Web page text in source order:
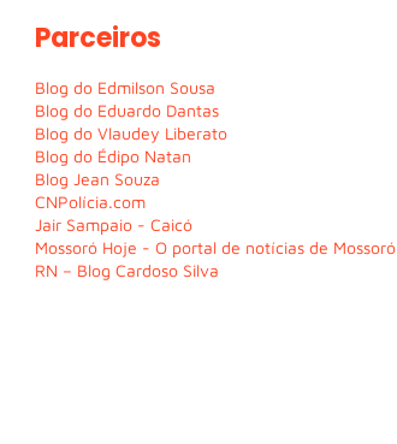
Parceiros
Blog do Edmilson Sousa
Blog do Eduardo Dantas
Blog do Vlaudey Liberato
Blog do Édipo Natan
Blog Jean Souza
CNPolícia.com
Jair Sampaio - Caicó
Mossoró Hoje - O portal de notícias de Mossoró
RN – Blog Cardoso Silva